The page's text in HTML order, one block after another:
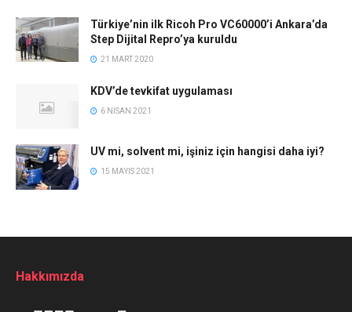
Türkiye’nin ilk Ricoh Pro VC60000’i Ankara’da
Step Dijital Repro’ya kuruldu
21 MART 2020
KDV’de tevkifat uygulaması
6 NISAN 2021
UV mi, solvent mi, işiniz için hangisi daha iyi?
15 MAYIS 2021
Hakkımızda